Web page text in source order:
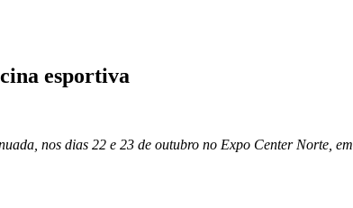
esportiva
nos dias 22 e 23 de outubro no Expo Center Norte,